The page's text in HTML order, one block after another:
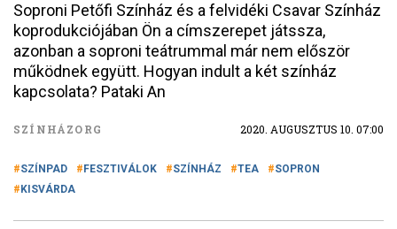
Soproni Petőfi Színház és a felvidéki Csavar Színház
koprodukciójában Ön a címszerepet játssza,
azonban a soproni teátrummal már nem először
működnek együtt. Hogyan indult a két színház
kapcsolata? Pataki An
SZÍNHÁZORG 2020. AUGUSZTUS 10. 07:00
SZÍNPAD FESZTIVÁLOK SZÍNHÁZ TEA
SOPRON
KISVÁRDA